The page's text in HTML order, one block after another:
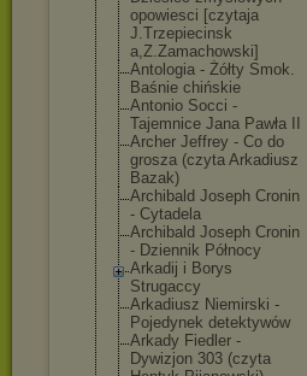
opowiesci [czytaja
J.Trzepiecinsk
a,Z.Zamachowski]
Antologia - Żółty Smok.
Baśnie chińskie
Antonio Socci -
Tajemnice Jana Pawła II
Archer Jeffrey - Co do
grosza (czyta Arkadiusz
Bazak)
Archibald Joseph Cronin
- Cytadela
Archibald Joseph Cronin
- Dziennik Północy
Arkadij i Borys
Strugaccy
Arkadiusz Niemirski -
Pojedynek detektywów
Arkady Fiedler -
Dywizjon 303 (czyta